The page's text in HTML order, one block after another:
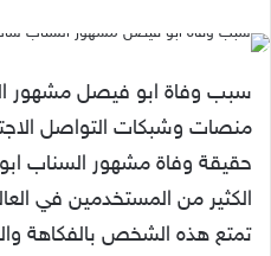
سبب وفاة ابو فيصل مشهور
منصات وشبكات التواصل
حقيقة وفاة مشهور السناب
الكثير من المستخدمين في
تمتع هذه الشخص بالفكاهة